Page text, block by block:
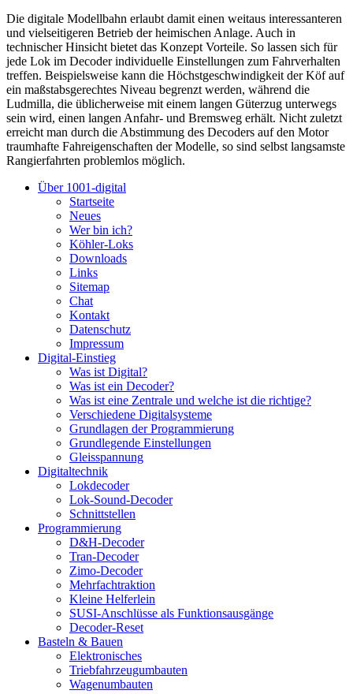
Die digitale Modellbahn erlaubt damit einen weitaus interessanteren
und vielseitigeren Betrieb der heimischen Anlage. Auch in
technischer Hinsicht bietet das Konzept Vorteile. So lassen sich für
jede Lok im Decoder individuelle Einstellungen zum Fahrverhalten
treffen. Beispielsweise kann die Höchstgeschwindigkeit der Köf auf
ein maßstabsgerechtes Niveau begrenzt werden, während die
Ludmilla, die üblicherweise mit einem langen Güterzug unterwegs
sein wird, einen langen Anfahr- und Bremsweg erhält. Nicht zuletzt
erreicht man durch die Abstimmung des Decoders auf den Motor
traumhafte Fahreigenschaften der Modelle, so sind selbst langsamste
Rangierfahrten problemlos möglich.
Über 1001-digital
Startseite
Neues
Wer bin ich?
Köhler-Loks
Downloads
Links
Sitemap
Chat
Kontakt
Datenschutz
Impressum
Digital-Einstieg
Was ist Digital?
Was ist ein Decoder?
Was ist eine Zentrale und welche ist die richtige?
Verschiedene Digitalsysteme
Grundlagen der Programmierung
Grundlegende Einstellungen
Gleisspannung
Digitaltechnik
Lokdecoder
Lok-Sound-Decoder
Schnittstellen
Programmierung
D&H-Decoder
Tran-Decoder
Zimo-Decoder
Mehrfachtraktion
Kleine Helferlein
SUSI-Anschlüsse als Funktionsausgänge
Decoder-Reset
Basteln & Bauen
Elektronisches
Triebfahrzeugumbauten
Wagenumbauten